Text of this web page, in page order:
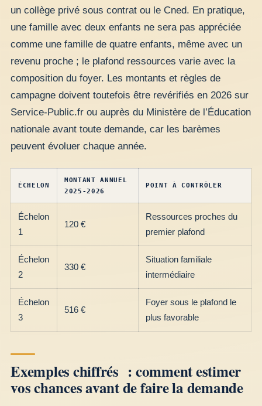
un collège privé sous contrat ou le Cned. En pratique,
une famille avec deux enfants ne sera pas appréciée
comme une famille de quatre enfants, même avec un
revenu proche ; le plafond ressources varie avec la
composition du foyer. Les montants et règles de
campagne doivent toutefois être revérifiés en 2026 sur
Service-Public.fr ou auprès du Ministère de l’Éducation
nationale avant toute demande, car les barèmes
peuvent évoluer chaque année.
ÉCHELON
MONTANT ANNUEL
2025-2026
POINT À CONTRÔLER
Échelon
1
120 €
Ressources proches du
premier plafond
Échelon
2
330 €
Situation familiale
intermédiaire
Échelon
3
516 €
Foyer sous le plafond le
plus favorable
Exemples chiffrés : comment estimer
vos chances avant de faire la demande